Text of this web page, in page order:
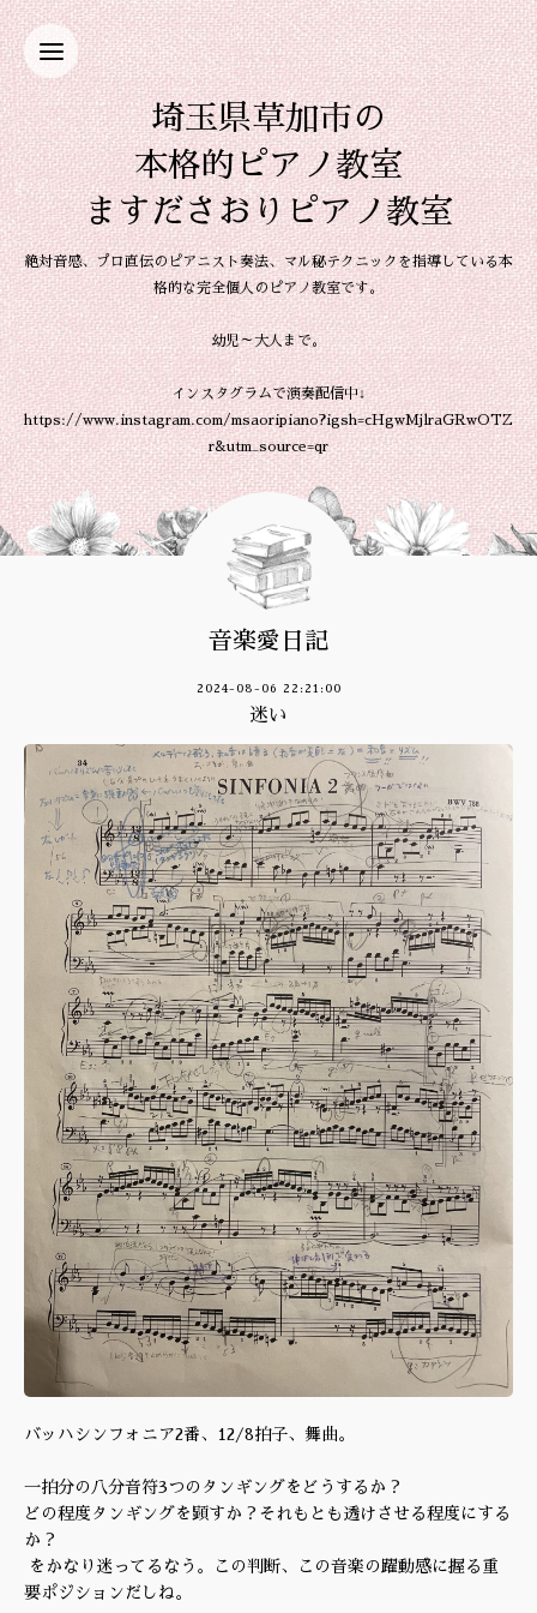
埼玉県草加市の
本格的ピアノ教室
ますださおりピアノ教室
絶対音感、プロ直伝のピアニスト奏法、マル秘テクニックを指導している本
格的な完全個人のピアノ教室です。
幼児～大人まで。
インスタグラムで演奏配信中↓
https://www.instagram.com/msaoripiano?igsh=cHgwMjlraGRwOTZ
r&utm_source=qr
音楽愛日記
2024-08-06 22:21:00
迷い
バッハシンフォニア2番、12/8拍子、舞曲。
一拍分の八分音符3つのタンギングをどうするか？
どの程度タンギングを顕すか？それもとも透けさせる程度にする
か？
をかなり迷ってるなう。この判断、この音楽の躍動感に握る重
要ポジションだしね。